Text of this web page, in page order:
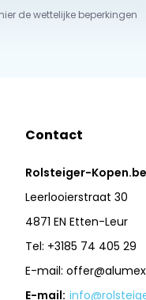
de wettelijke beperkingen
Contact
Rolsteiger-
Leerlooierstraat 30
4871 EN Etten-Leur
Tel: +3185 74 405 29
E-mail:
E-mail: